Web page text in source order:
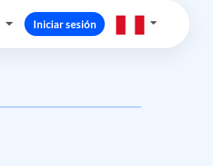
Iniciar sesión